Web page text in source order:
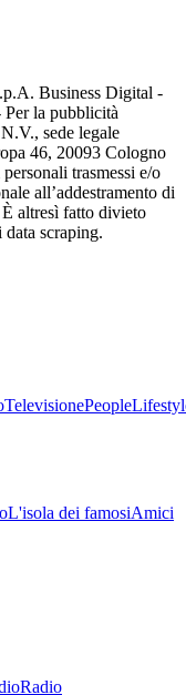
Business Digital -
la pubblicità
sede legale
46, 20093 Cologno
trasmessi e/o
all’addestramento di
altresì fatto divieto
scraping.
TelevisionePeople
L'isola dei famosiAmici
Radio